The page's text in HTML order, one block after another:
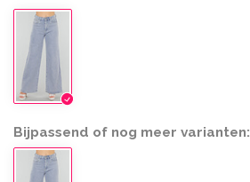
Bijpassend of nog meer varianten: